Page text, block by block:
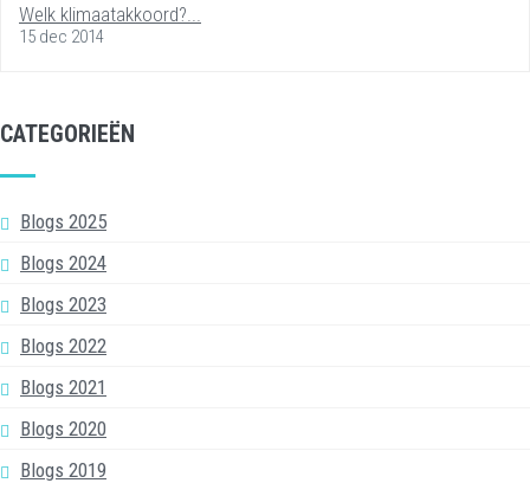
Welk klimaatakkoord?...
15 dec 2014
CATEGORIEËN
Blogs 2025
Blogs 2024
Blogs 2023
Blogs 2022
Blogs 2021
Blogs 2020
Blogs 2019